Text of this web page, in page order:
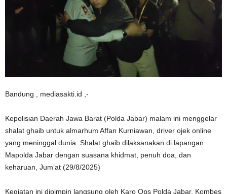
Bandung , mediasakti.id ,-
Kepolisian Daerah Jawa Barat (Polda Jabar) malam ini menggelar
shalat ghaib untuk almarhum Affan Kurniawan, driver ojek online
yang meninggal dunia. Shalat ghaib dilaksanakan di lapangan
Mapolda Jabar dengan suasana khidmat, penuh doa, dan
keharuan, Jum’at (29/8/2025)
Kegiatan ini dipimpin langsung oleh Karo Ops Polda Jabar, Kombes